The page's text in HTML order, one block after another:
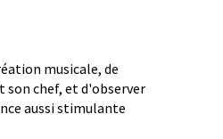
musicale, de
chef, et d'observer
aussi stimulante